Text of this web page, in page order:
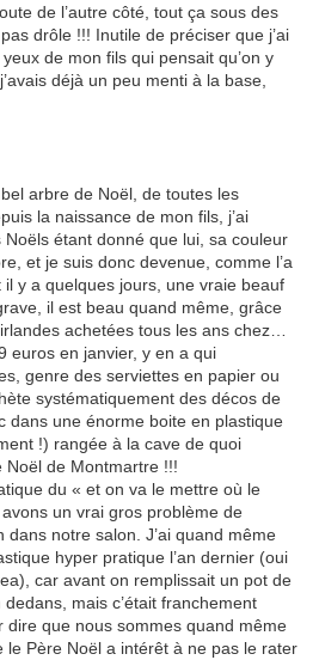
de l’autre côté, tout ça sous des
drôle !!! Inutile de préciser que j’ai
de mon fils qui pensait qu’on y
déjà un peu menti à la base,
arbre de Noël, de toutes les
la naissance de mon fils, j’ai
étant donné que lui, sa couleur
et je suis donc devenue, comme l’a
il y a quelques jours, une vraie beauf
il est beau quand même, grâce
achetées tous les ans chez…
euros en janvier, y en a qui
genre des serviettes en papier ou
systématiquement des décos de
dans une énorme boite en plastique
!) rangée à la cave de quoi
de Montmartre !!!
du « et on va le mettre où le
un vrai gros problème de
dans notre salon. J’ai quand même
hyper pratique l’an dernier (oui
car avant on remplissait un pot de
mais c’était franchement
que nous sommes quand même
le Père Noël a intérêt à ne pas le rater